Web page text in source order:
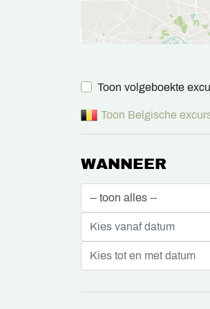
Toon volgeboekte
Toon Belgische
WANNEER